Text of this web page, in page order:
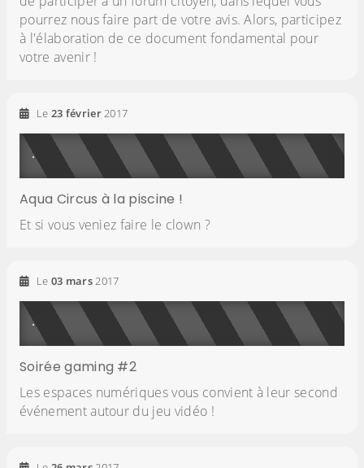
pourrez nous faire part de votre avis. Alors, participez
à l'élaboration de ce document fondamental pour
votre avenir !
Le 23 février2017
Aqua Circus à la piscine !
Et si vous veniez faire le clown ?
Le 03 mars2017
Soirée gaming #2
Les espaces numériques vous convient à leur second
événement autour du jeu vidéo !